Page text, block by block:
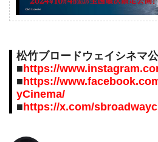
松竹ブロードウェイシネマ
■https://
■https://
yCinema/
■https://x.com/